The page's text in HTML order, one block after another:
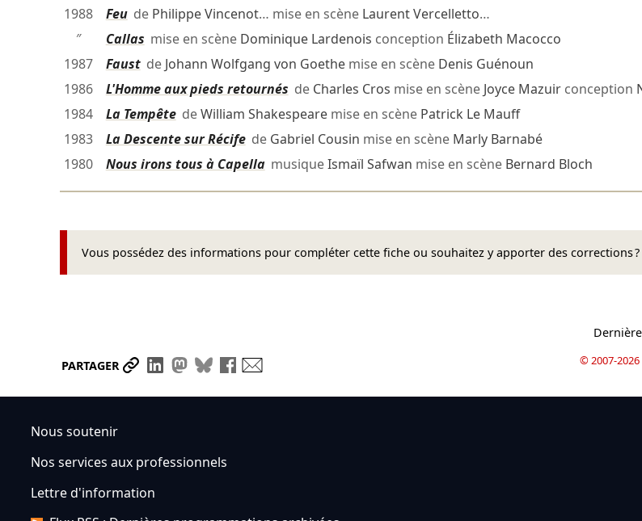
1988
Feude Philippe Vincenot… mise en scène Laurent Vercelletto…
″
Callas mise en scène Dominique Lardenois conception Élizabeth Macocco
1987
Faustde Johann Wolfgang von Goethemise en scène Denis Guénoun
1986
L'Homme aux pieds retournés de Charles Cros mise en scène Joyce Mazuirconception
1984
La TempêtedeWilliam Shakespearemise en scène Patrick Le Mauff
1983
La Descente sur Récifede Gabriel Cousin mise en scène Marly Barnabé
1980
Nous irons tous à CapellamusiqueIsmaïl Safwan mise en scène Bernard Bloch
Vous possédez des informations pour compléter cette fiche ou souhaitez y apporter des corrections ?
PARTAGER Partager le lien
Partager sur LinkedIn
Partager sur Mastodon
Partager sur Bluesky
Partager sur Facebook © 2007-2026
Nous soutenir
Nos services aux professionnels
Lettre d'information